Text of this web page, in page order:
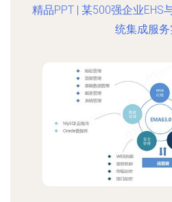
精品PPT | 某500强企业EHS
统集成服